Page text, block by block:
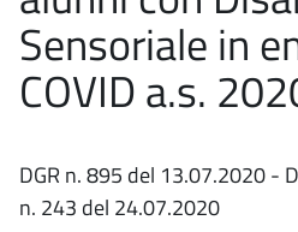
Sensoriale in
COVID a.s.
DGR n. 895 del 13.07.2020 -
n. 243 del 24.07.2020